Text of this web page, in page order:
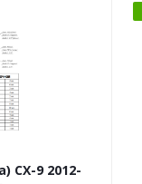
CX-9 2012-